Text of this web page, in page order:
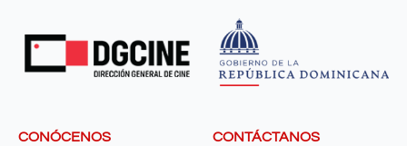
CONÓCENOS CONTÁCTANOS